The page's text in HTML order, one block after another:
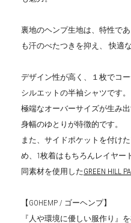
裏地のヘンプ生地は、特性で
も汗のべたつきを抑え、 快適
デザイン性が高く、１枚でコ
シルエットの半袖シャツです。
極端なオーバーサイズが生み
身幅のゆとりが特徴的です。
また、サイドポケットを付け
め、1枚着はもちろんレイヤー
同素材を使用したGREEN HILL
【GOHEMP / ゴーヘンプ】
『人や環境に優しい服作り』